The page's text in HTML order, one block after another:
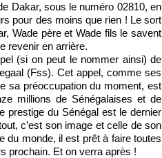
Dakar, sous le numéro 02810, en
pour des moins que rien ! Le sort
Wade père et Wade fils le savent
revenir en arrière.
(si on peut le nommer ainsi) de
(Fss). Cet appel, comme ses
sa préoccupation du moment, est
millions de Sénégalaises et de
prestige du Sénégal est le dernier
c’est son image et celle de son
du monde, il est prêt à faire toutes
prochain. Et on verra après !